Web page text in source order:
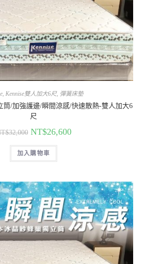
, Kennise雙人加大6尺, 彈簧床墊
筒/加強護邊/瞬間涼感/快速散熱-雙人加大6
尺
32,000 NT$26,600
加入購物車